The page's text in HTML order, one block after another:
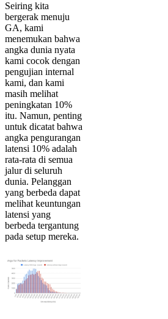
Seiring kita
bergerak menuju
GA, kami
menemukan bahwa
angka dunia nyata
kami cocok dengan
pengujian internal
kami, dan kami
masih melihat
peningkatan 10%
itu. Namun, penting
untuk dicatat bahwa
angka pengurangan
latensi 10% adalah
rata-rata di semua
jalur di seluruh
dunia. Pelanggan
yang berbeda dapat
melihat keuntungan
latensi yang
berbeda tergantung
pada setup mereka.